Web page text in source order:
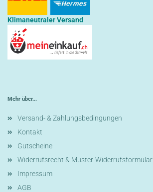
Klimaneutraler Versand
Mehr über...
Versand- & Zahlungsbedingungen
Kontakt
Gutscheine
Widerrufsrecht & Muster-Widerrufsformular
Impressum
AGB